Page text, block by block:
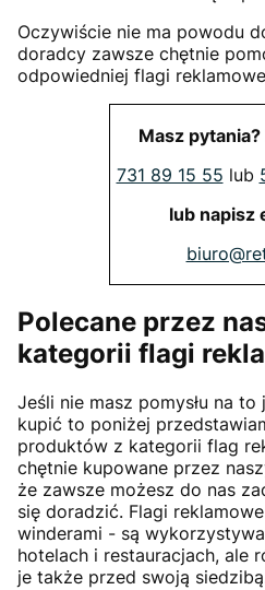
Oczywiście nie ma powodu
doradcy zawsze chętnie
odpowiedniej flagi
Masz
731 89 15 55 lub
lub napisz
Polecane przez
kategorii flagi
Jeśli nie masz pomysłu na
kupić to poniżej
produktów z kategorii flag
chętnie kupowane przez
że zawsze możesz do nas
się doradzić. Flagi
winderami - są
hotelach i restauracjach, ale
je także przed swoją